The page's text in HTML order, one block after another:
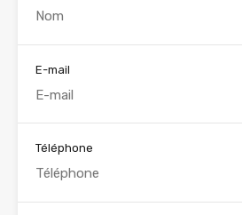
E-mail
Téléphone